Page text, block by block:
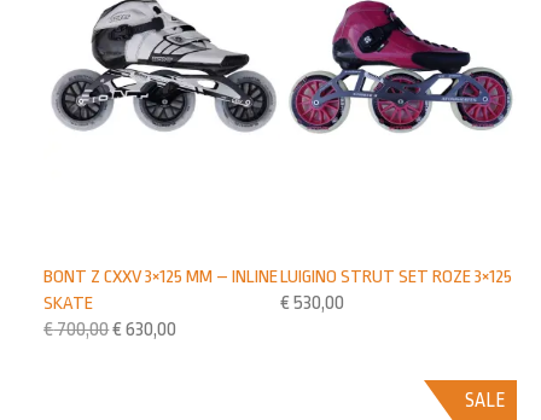
LUIGINO STRUT SET ROZE 3×125
€ 530,00
BONT Z CXXV 3×125 MM – INLINE
SKATE
€700,00€ 630,00
SALE